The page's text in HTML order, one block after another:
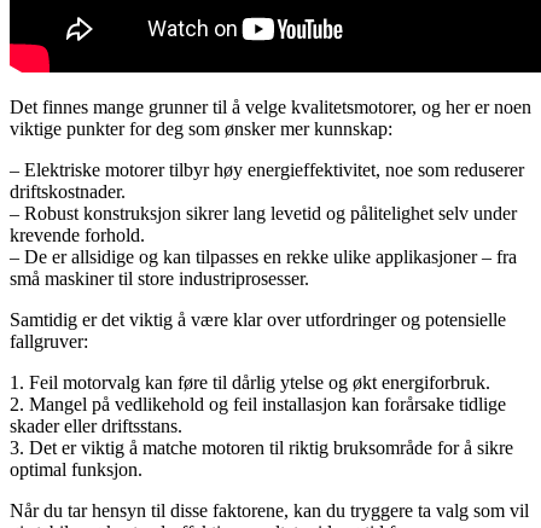
Det finnes mange grunner til å velge kvalitetsmotorer, og her er noen
viktige punkter for deg som ønsker mer kunnskap:
– Elektriske motorer tilbyr høy energieffektivitet, noe som reduserer
driftskostnader.
– Robust konstruksjon sikrer lang levetid og pålitelighet selv under
krevende forhold.
– De er allsidige og kan tilpasses en rekke ulike applikasjoner – fra
små maskiner til store industriprosesser.
Samtidig er det viktig å være klar over utfordringer og potensielle
fallgruver:
1. Feil motorvalg kan føre til dårlig ytelse og økt energiforbruk.
2. Mangel på vedlikehold og feil installasjon kan forårsake tidlige
skader eller driftsstans.
3. Det er viktig å matche motoren til riktig bruksområde for å sikre
optimal funksjon.
Når du tar hensyn til disse faktorene, kan du tryggere ta valg som vil